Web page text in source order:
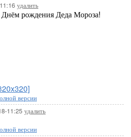
удалить
рождения Деда Мороза!
версии
11:25 удалить
версии